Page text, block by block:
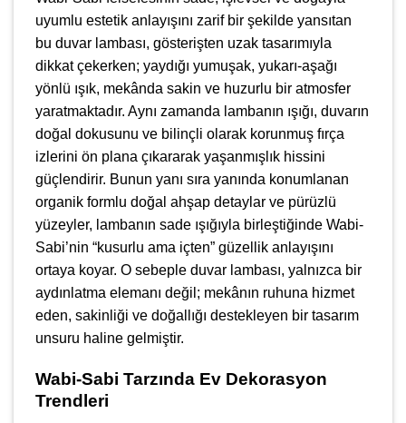
uyumlu estetik anlayışını zarif bir şekilde yansıtan
bu duvar lambası, gösterişten uzak tasarımıyla
dikkat çekerken; yaydığı yumuşak, yukarı-aşağı
yönlü ışık, mekânda sakin ve huzurlu bir atmosfer
yaratmaktadır. Aynı zamanda lambanın ışığı, duvarın
doğal dokusunu ve bilinçli olarak korunmuş fırça
izlerini ön plana çıkararak yaşanmışlık hissini
güçlendirir. Bunun yanı sıra yanında konumlanan
organik formlu doğal ahşap detaylar ve pürüzlü
yüzeyler, lambanın sade ışığıyla birleştiğinde Wabi-
Sabi’nin “kusurlu ama içten” güzellik anlayışını
ortaya koyar. O sebeple duvar lambası, yalnızca bir
aydınlatma elemanı değil; mekânın ruhuna hizmet
eden, sakinliği ve doğallığı destekleyen bir tasarım
unsuru haline gelmiştir.
Wabi-Sabi Tarzında Ev Dekorasyon
Trendleri